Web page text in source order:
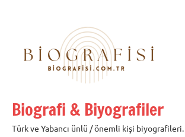
Biografi & Biyografiler
Türk ve Yabancı ünlü / önemli kişi biyografileri.